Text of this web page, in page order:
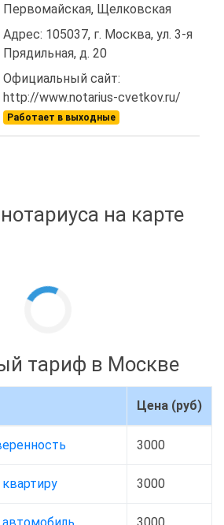
Первомайская, Щелковская
Адрес: 105037, г. Москва, ул. 3-я
Прядильная, д. 20
Официальный сайт:
http://www.notarius-cvetkov.ru/
Работает в выходные
на карте
тариф в Москве
Цена (руб)
3000
3000